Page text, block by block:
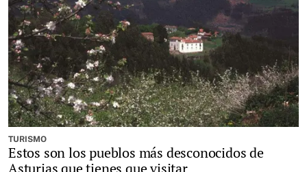
TURISMO
Estos son los pueblos más desconocidos de
Asturias que tienes que visitar